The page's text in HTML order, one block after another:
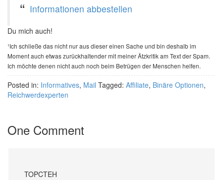
Informationen abbestellen
Du mich auch!
¹Ich schließe das nicht nur aus dieser einen Sache und bin deshalb im
Moment auch etwas zurückhaltender mit meiner Ätzkritik am Text der Spam.
Ich möchte denen nicht auch noch beim Betrügen der Menschen helfen.
Posted in: Informatives, Mail Tagged: Affiliate, Binäre Optionen,
Reichwerdexperten
One Comment
TOPCTEH